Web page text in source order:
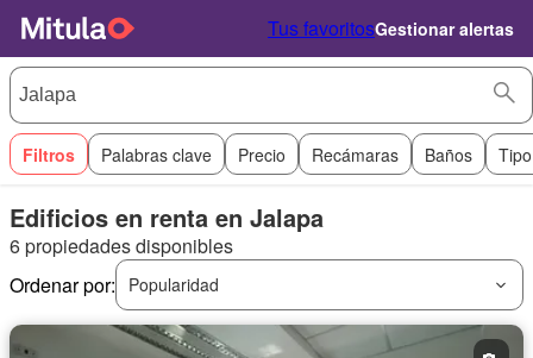
Tus favoritosGestionar alertas
Filtros Palabras clave Precio Recámaras Baños
Edificios en renta en Jalapa
6 propiedades disponibles
Ordenar por:
Popularidad